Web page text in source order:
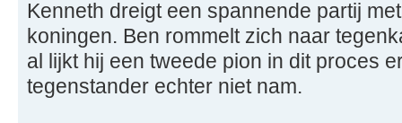
Kenneth dreigt een spannende partij
koningen. Ben rommelt zich naar
al lijkt hij een tweede pion in dit proces
tegenstander echter niet nam.